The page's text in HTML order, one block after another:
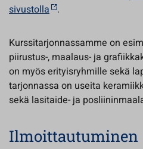
sivustolla .
Kurssitarjonnassamme on
piirustus-, maalaus- ja
on myös erityisryhmille sekä
tarjonnassa on useita
sekä lasitaide- ja
Ilmoittautuminen